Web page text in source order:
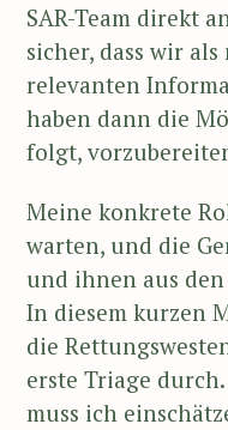
SAR-Team direkt
sicher, dass wir
relevanten
haben dann die
folgt,
Meine konkrete
warten, und die
und ihnen aus
In diesem kurzen
die
erste Triage
muss ich